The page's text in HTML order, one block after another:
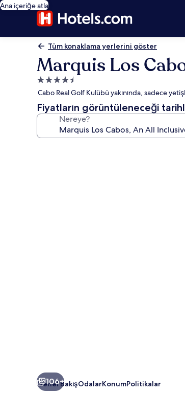
Ana içeriğe atla
Tüm konaklama yerlerini göster
Marquis Los
4.5
yıldızlı
konaklama
yeri
Cabo Real Golf Kulübü yakınında, sadece
Fiyatların görüntüleneceği
Nereye?
106+
Genel BakışOdalarKonumPolitikalar